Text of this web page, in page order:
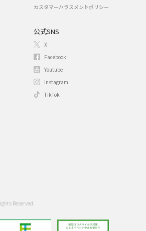
カスタマーハラスメントポリシー
公式SNS
X
Facebook
Youtube
Instagram
TikTok
Reserved.